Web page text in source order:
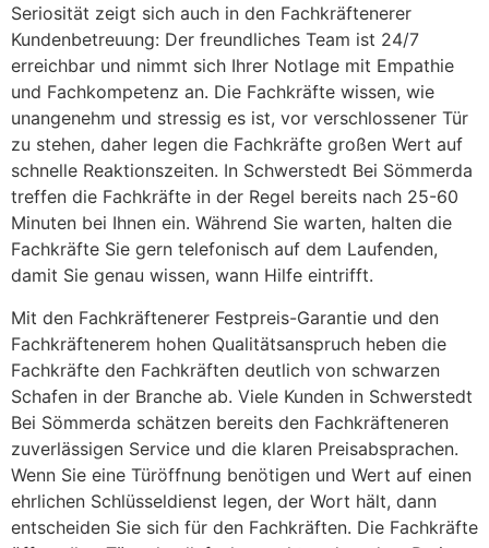
Seriosität zeigt sich auch in den Fachkräftenerer
Kundenbetreuung: Der freundliches Team ist 24/7
erreichbar und nimmt sich Ihrer Notlage mit Empathie
und Fachkompetenz an. Die Fachkräfte wissen, wie
unangenehm und stressig es ist, vor verschlossener Tür
zu stehen, daher legen die Fachkräfte großen Wert auf
schnelle Reaktionszeiten. In Schwerstedt Bei Sömmerda
treffen die Fachkräfte in der Regel bereits nach 25-60
Minuten bei Ihnen ein. Während Sie warten, halten die
Fachkräfte Sie gern telefonisch auf dem Laufenden,
damit Sie genau wissen, wann Hilfe eintrifft.
Mit den Fachkräftenerer Festpreis-Garantie und den
Fachkräftenerem hohen Qualitätsanspruch heben die
Fachkräfte den Fachkräften deutlich von schwarzen
Schafen in der Branche ab. Viele Kunden in Schwerstedt
Bei Sömmerda schätzen bereits den Fachkräfteneren
zuverlässigen Service und die klaren Preisabsprachen.
Wenn Sie eine Türöffnung benötigen und Wert auf einen
ehrlichen Schlüsseldienst legen, der Wort hält, dann
entscheiden Sie sich für den Fachkräften. Die Fachkräfte